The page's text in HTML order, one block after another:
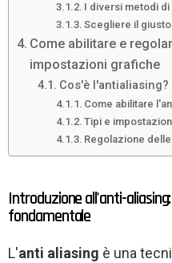
I diversi metodi di
Scegliere il
Come abilitare e
impostazioni grafiche
Cos'è l'antialiasing?
Come abilitare
Tipi e
Regolazione
Introduzione all'anti-
fondamentale
L'anti aliasing è una